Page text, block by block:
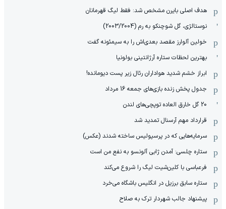
هدف اصلی بایرن مشخص شد: فقط لیگ قهرمانان
نوستالژی، گل شوچنکو به رم (2003/2004)
خولین آلوارز مقصد بعدی‌اش را به سیمئونه گفت
بهترین لحظات ستاره آرژانتینی بولونیا
ابراز خشم شدید هواداران رئال زیر پست دیومانده!
جدول پخش زنده بازی‌های جمعه 16 مرداد
20 گل خارق العاده توپچی‌های لندن
قرارداد مهم آرسنال تمدید شد
سرمایه‌هایی که در پرسپولیس ساخته شدند (عکس)
ستاره چلسی: آمدن ژابی آلونسو به نفع من است
فرعباسی با کلین‌شیت لیگ را شروع می‌کند
ستاره سابق برزیل در انگلیس باشگاه می‌خرد
پیشنهاد جالب شهردار ترک به صلاح